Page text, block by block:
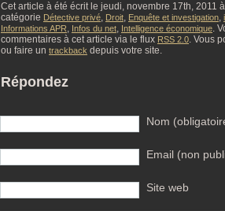
Cet article à été écrit le jeudi, novembre 17th, 2011
catégorie Détective privé, Droit, Enquête et investigation,
Informations APR, Infos du net, Intelligence économique.
commentaires à cet article via le flux RSS 2.0. Vous
ou faire un trackback depuis votre site.
Répondez
Nom
Email (non
Site web